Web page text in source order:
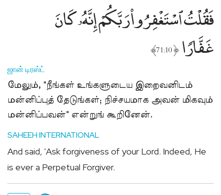
فَقُلْتُ ٱسْتَغْفِرُوا۟ رَبَّكُمْ إِنَّهُۥ كَانَ
غَفَّارًۭا ﴿71:10﴾
ஜான் டிரஸ்ட்
மேலும், "நீங்கள் உங்களுடைய இறைவனிடம்
மன்னிப்புத் தேடுங்கள்; நிச்சயமாக அவன் மிகவும்
மன்னிப்பவன்" என்றுங் கூறினேன்.
SAHEEH INTERNATIONAL
And said, 'Ask forgiveness of your Lord. Indeed, He
is ever a Perpetual Forgiver.